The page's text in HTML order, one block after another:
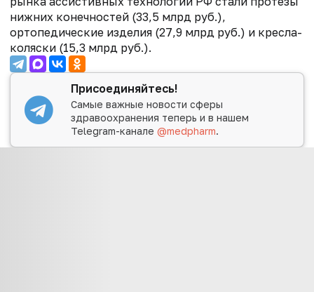
нижних конечностей (33,5 млрд руб.),
ортопедические изделия (27,9 млрд руб.) и кресла-
коляски (15,3 млрд руб.).
Присоединяйтесь!
Самые важные новости сферы
здравоохранения теперь и в нашем
Telegram-канале@medpharm.